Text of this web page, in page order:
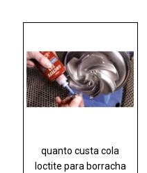
quanto custa cola
loctite para borracha